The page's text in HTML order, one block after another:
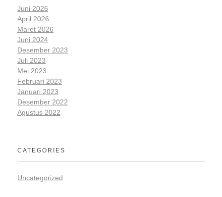
Juni 2026
April 2026
Maret 2026
Juni 2024
Desember 2023
Juli 2023
Mei 2023
Februari 2023
Januari 2023
Desember 2022
Agustus 2022
CATEGORIES
Uncategorized